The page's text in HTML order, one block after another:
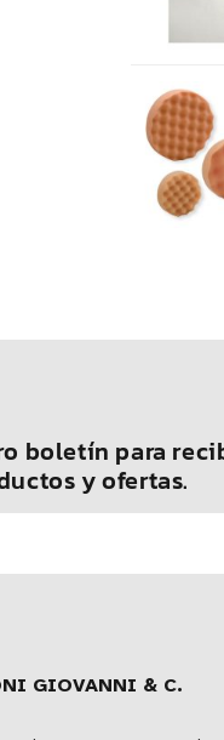
boletín para
y ofertas.
GIOVANNI & C.